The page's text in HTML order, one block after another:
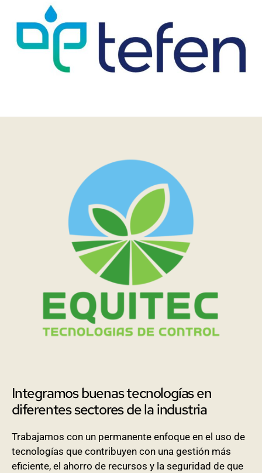
Integramos buenas tecnologías en
diferentes sectores de la industria
Trabajamos con un permanente enfoque en el uso de
tecnologías que contribuyen con una gestión más
eficiente, el ahorro de recursos y la seguridad de que